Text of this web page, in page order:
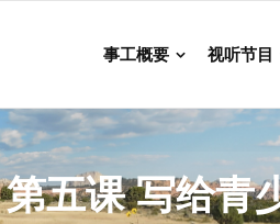
事工概要 视听节目
五课 写给青